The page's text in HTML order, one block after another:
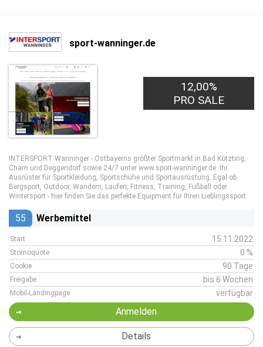
sport-wanninger.de
12,00%
PRO SALE
INTERSPORT Wanninger - Ostbayerns größter Sportmarkt in Bad Kötzting,
Cham und Deggendorf sowie 24/7 unter www.sport-wanninger.de. Ihr
Ausrüster für Sportkleidung, Sportschuhe und Sportausrüstung. Egal ob
Bergsport, Outdoor, Wandern, Laufen, Fitness, Training, Fußball oder
Wintersport - hier finden Sie das perfekte Equipment für Ihren Lieblingssport.
55 Werbemittel
Start 15.11.2022
Stornoquote 0 %
Cookie 90 Tage
Freigabe bis 6 Wochen
Mobil-Landingpage verfügbar
Anmelden
Details